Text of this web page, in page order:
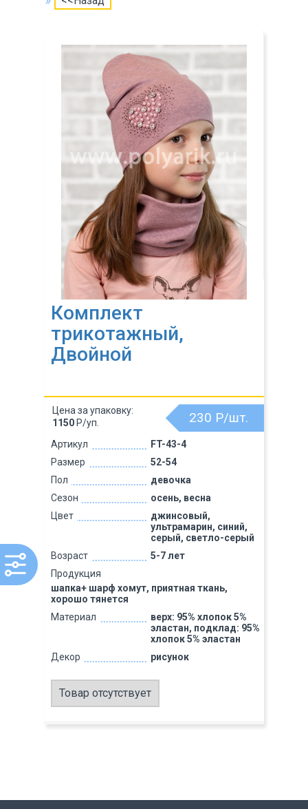
Комплект
трикотажный,
Двойной
Артикул
FT-43-4
Размер
52-54
Пол
девочка
Сезон
осень, весна
Цвет
джинсовый,
ультрамарин, синий,
серый, светло-серый
Возраст
5-7 лет
Продукция
шапка+ шарф хомут, приятная ткань,
хорошо тянется
Материал
верх: 95% хлопок 5%
эластан, подклад: 95%
хлопок 5% эластан
Декор
рисунок
230 Р/шт.
Цена за упаковку:
1150 Р/уп.
Товар отсутствует